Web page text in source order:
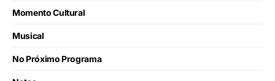
Momento Cultural
Musical
No Próximo Programa